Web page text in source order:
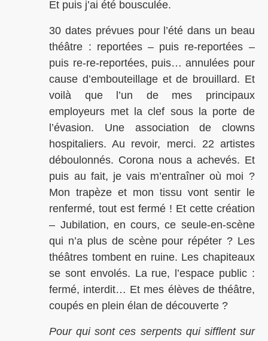
Et puis j’ai été bousculée.
30 dates prévues pour l’été dans un beau
théâtre : reportées – puis re-reportées –
puis re-re-reportées, puis… annulées pour
cause d’embouteillage et de brouillard. Et
voilà que l’un de mes principaux
employeurs met la clef sous la porte de
l’évasion. Une association de clowns
hospitaliers. Au revoir, merci. 22 artistes
déboulonnés. Corona nous a achevés. Et
puis au fait, je vais m’entraîner où moi ?
Mon trapèze et mon tissu vont sentir le
renfermé, tout est fermé ! Et cette création
– Jubilation, en cours, ce seule-en-scène
qui n’a plus de scène pour répéter ? Les
théâtres tombent en ruine. Les chapiteaux
se sont envolés. La rue, l’espace public :
fermé, interdit… Et mes élèves de théâtre,
coupés en plein élan de découverte ?
Pour qui sont ces serpents qui sifflent sur